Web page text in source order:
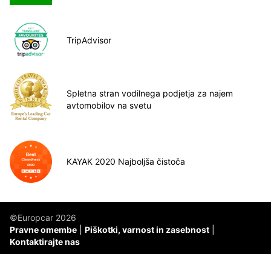
TripAdvisor
Spletna stran vodilnega podjetja za najem
avtomobilov na svetu
KAYAK 2020 Najboljša čistoča
©Europcar 2026
Pravne omembe
Piškotki, varnost in zasebnost
Kontaktirajte nas